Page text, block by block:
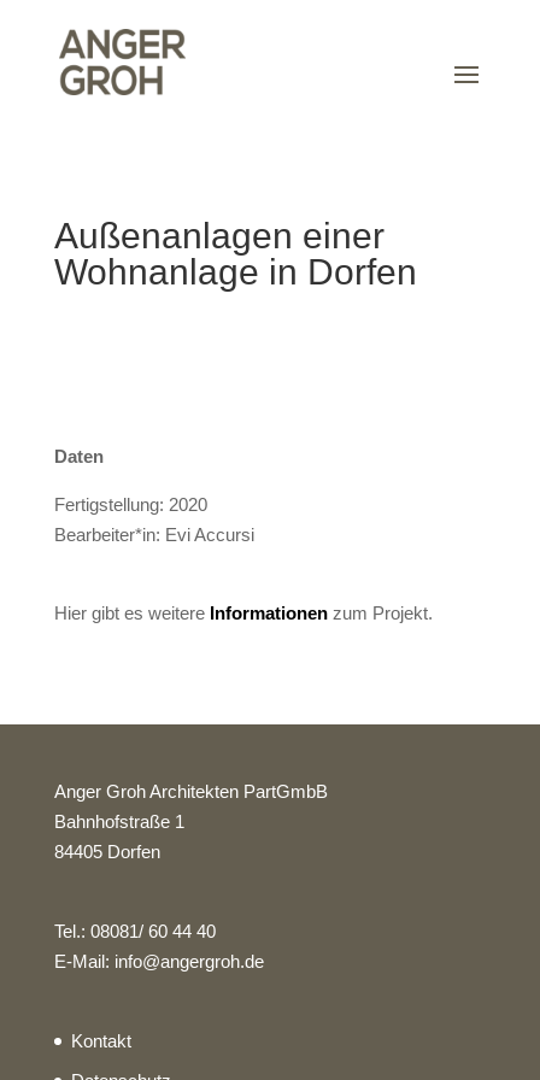
Außenanlagen einer
Wohnanlage in Dorfen
Daten
Fertigstellung: 2020
Bearbeiter*in: Evi Accursi
Hier gibt es weitere Informationenzum Projekt.
Anger Groh Architekten PartGmbB
Bahnhofstraße 1
84405 Dorfen
Tel.: 08081/ 60 44 40
E-Mail: info@angergroh.de
Kontakt